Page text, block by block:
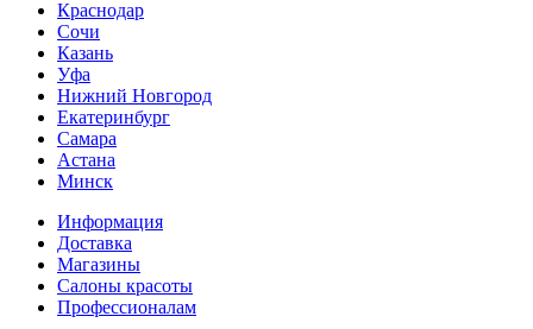
Краснодар
Сочи
Казань
Уфа
Нижний Новгород
Екатеринбург
Самара
Астана
Минск
Информация
Доставка
Магазины
Салоны красоты
Профессионалам